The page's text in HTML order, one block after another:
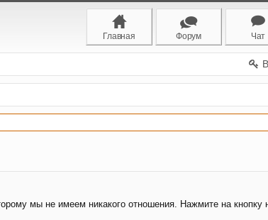
Главная Форум Чат
мы не имеем никакого отношения. Нажмите на кнопку